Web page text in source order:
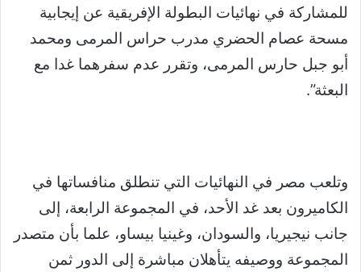
للمشاركة في نهائيات البطولة الإفريقية عن إيجابية
مسحة عصام الحضري مدرب حراس المرمى ومحمد
أبو جبل حارس المرمى، وتقرر عدم سفرهما غدا مع
البعثة”.
وتلعب مصر في النهائيات التي تنطلق منافساتها في
الكاميرون بعد غد الأحد، في المجموعة الرابعة، إلى
جانب نيجيريا، والسودان، وغينيا بيساو، علما بأن متصدر
المجموعة ووصيفه يتأهلان مباشرة إلى الدور ثمن